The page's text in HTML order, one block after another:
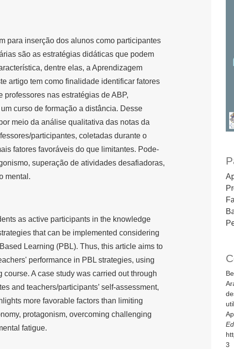
3
para inserção dos alunos como participantes
são as estratégias didáticas que podem
dentre elas, a Aprendizagem
artigo tem como finalidade identificar fatores
nas estratégias de ABP,
curso de formação a distância. Desse
meio da análise qualitativa das notas da
participantes, coletadas durante o
fatores favoráveis do que limitantes. Pode-
superação de atividades desafiadoras,
mental.
as active participants in the knowledge
that can be implemented considering
Learning (PBL). Thus, this article aims to
performance in PBL strategies, using
A case study was carried out through
and teachers/participants’ self-assessment,
more favorable factors than limiting
protagonism, overcoming challenging
fatigue.